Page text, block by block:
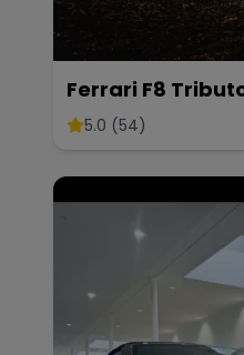
Ferrari F8
5.0 (54)